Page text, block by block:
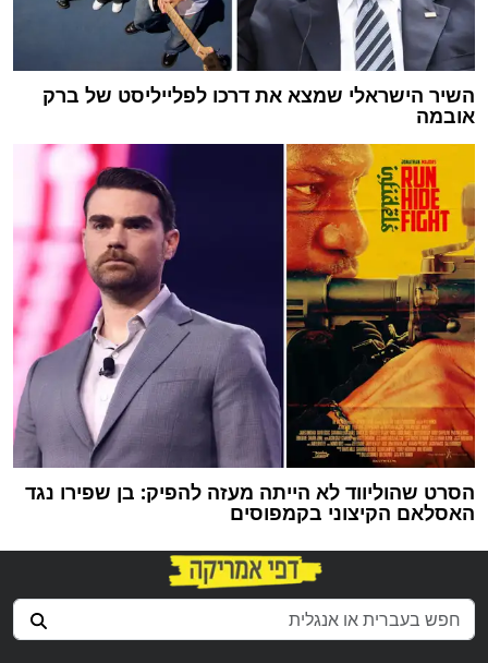
השיר הישראלי שמצא את דרכו לפלייליסט של ברק
אובמה
הסרט שהוליווד לא הייתה מעזה להפיק: בן שפירו נגד
האסלאם הקיצוני בקמפוסים